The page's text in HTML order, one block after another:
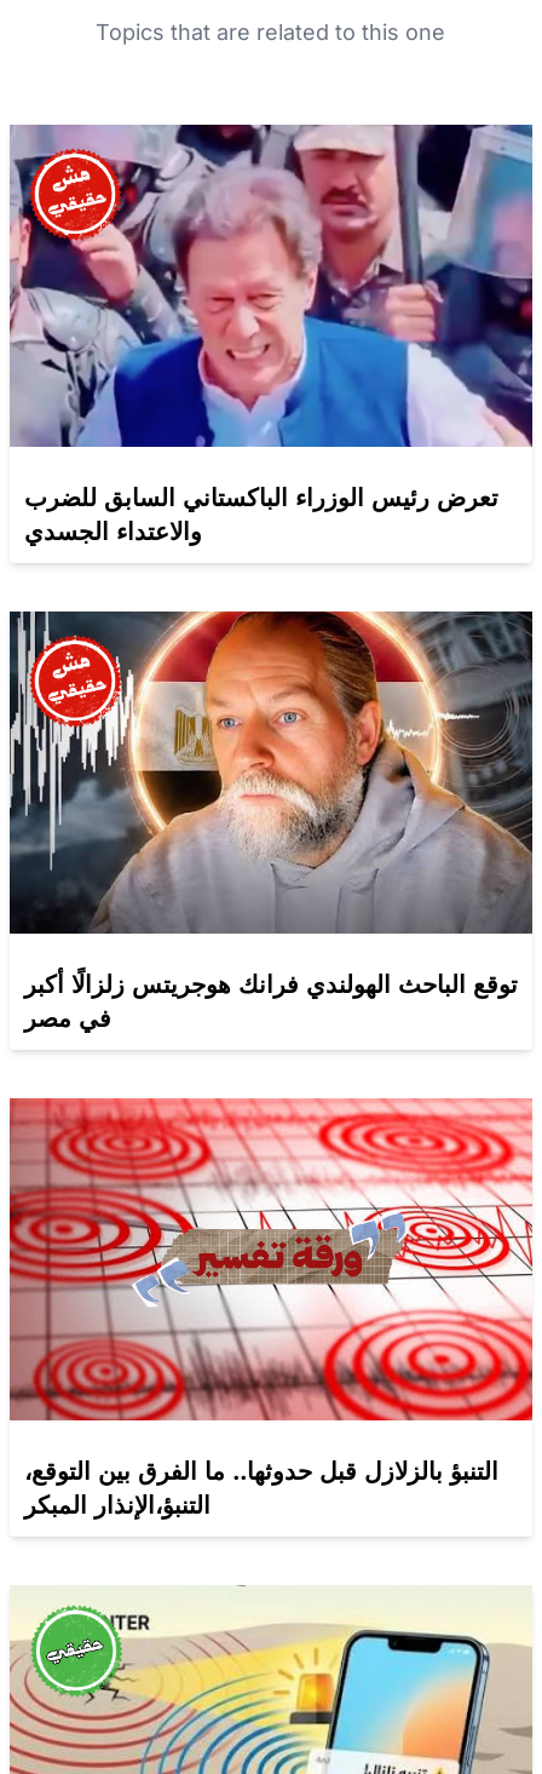
Topics that are related to this one
تعرض رئيس الوزراء الباكستاني السابق للضرب
والاعتداء الجسدي
توقع الباحث الهولندي فرانك هوجريتس زلزالًا أكبر
في مصر
التنبؤ بالزلازل قبل حدوثها.. ما الفرق بين التوقع،
التنبؤ،الإنذار المبكر